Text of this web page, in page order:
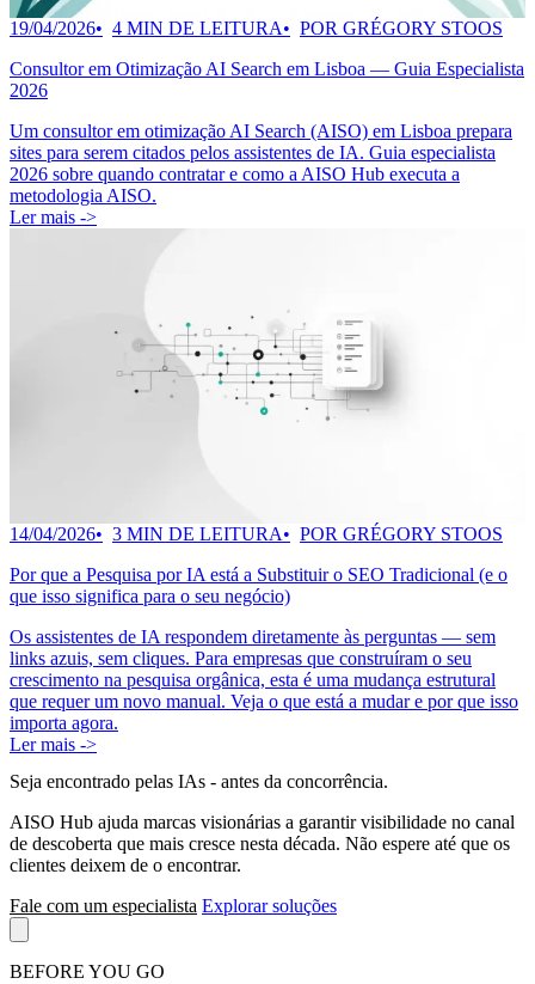
19/04/2026 4 MIN DE LEITURA
POR GRÉGORY STOOS
Consultor em Otimização AI Search em Lisboa — Guia Especialista
2026
Um consultor em otimização AI Search (AISO) em Lisboa prepara
sites para serem citados pelos assistentes de IA. Guia especialista
2026 sobre quando contratar e como a AISO Hub executa a
metodologia AISO.
Ler mais ->
14/04/2026 3 MIN DE LEITURA
POR GRÉGORY STOOS
Por que a Pesquisa por IA está a Substituir o SEO Tradicional (e o
que isso significa para o seu negócio)
Os assistentes de IA respondem diretamente às perguntas — sem
links azuis, sem cliques. Para empresas que construíram o seu
crescimento na pesquisa orgânica, esta é uma mudança estrutural
que requer um novo manual. Veja o que está a mudar e por que isso
importa agora.
Ler mais ->
Seja encontrado pelas IAs - antes da concorrência.
AISO Hub ajuda marcas visionárias a garantir visibilidade no canal
de descoberta que mais cresce nesta década. Não espere até que os
clientes deixem de o encontrar.
Fale com um especialista Explorar soluções
BEFORE YOU GO